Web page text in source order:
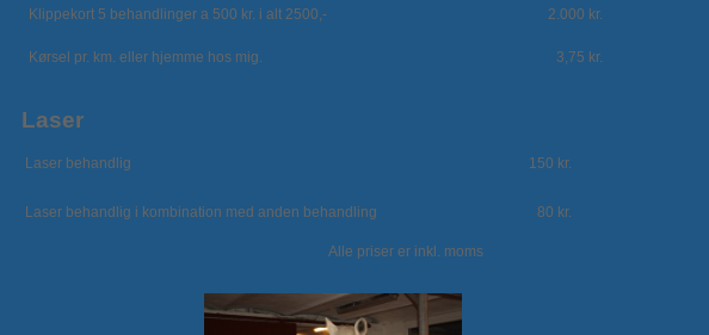
Klippekort 5 behandlinger a 500 kr. i alt 2500,- 2.000 kr.
Kørsel pr. km. eller hjemme hos mig. 3,75 kr.
Laser
Laser behandlig 150 kr.
Laser behandlig i kombination med anden behandling 80 kr.
Alle priser er inkl. moms